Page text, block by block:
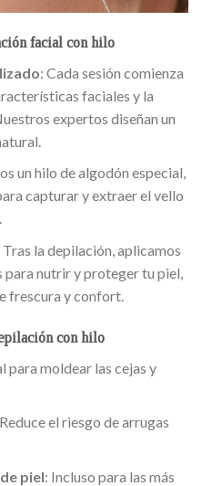
facial con hilo
: Cada sesión comienza
faciales y la
expertos diseñan un
un hilo de algodón especial,
capturar y extraer el vello
Tras la depilación, aplicamos
para nutrir y proteger tu piel,
frescura y confort.
con hilo
para moldear las cejas y
el riesgo de arrugas
piel: Incluso para las más